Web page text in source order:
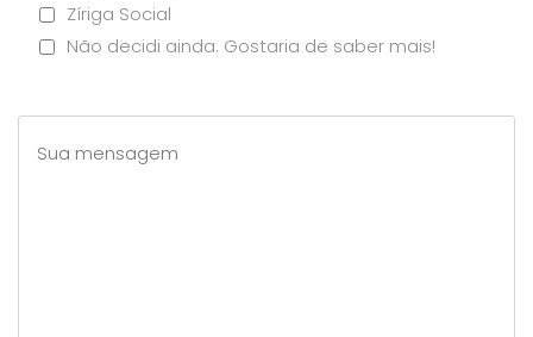
Zíriga Social
Não decidi ainda. Gostaria de saber mais!